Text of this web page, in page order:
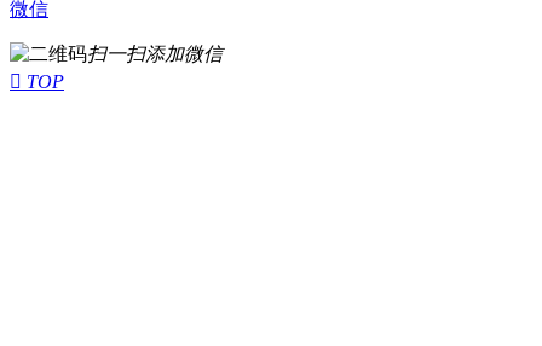
微信
扫一扫添加微信
 TOP